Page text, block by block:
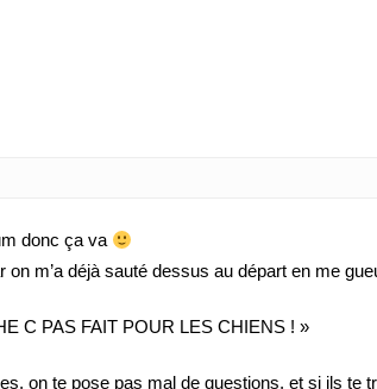
donc ça va
m’a déjà sauté dessus au départ en me
C PAS FAIT POUR LES CHIENS ! »
on te pose pas mal de questions, et si ils te